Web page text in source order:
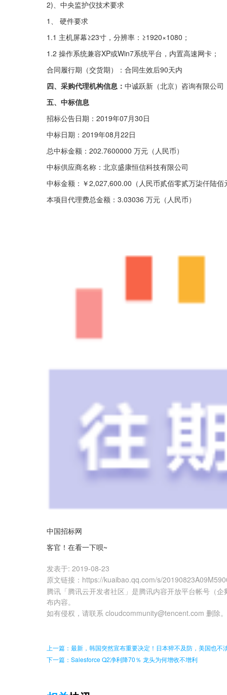
2)、中央监护仪技术要求
1、 硬件要求
1.1 主机屏幕≥23寸，分辨率：≥1920×1080；
1.2 操作系统兼容XP或Win7系统平台，内置高速网卡；
合同履行期（交货期）：合同生效后90天内
四、采购代理机构信息： 中诚跃新（北京）咨询有限公司
五、中标信息
招标公告日期：2019年07月30日
中标日期：2019年08月22日
总中标金额：202.7600000 万元（人民币）
中标供应商名称：北京盛康恒信科技有限公司
中标金额：￥2,027,600.00（人民币贰佰零贰万柒仟陆佰
本项目代理费总金额：3.03036 万元（人民币）
中国招标网
客官！在看一下呗~
发表于: 2019-08-23
原文链接 ： https://kuaibao.qq.com/s/
腾讯「腾讯云开发者社区」是腾讯内容开放平台帐号（
布内容。
如有侵权，请联系 cloudcommunity@tencent.com 删除。
上一篇：最新，韩国突然宣布重要决定！日本猝不及防，美国也不
下一篇：Salesforce Q2净利降70％ 龙头为何增收不增利